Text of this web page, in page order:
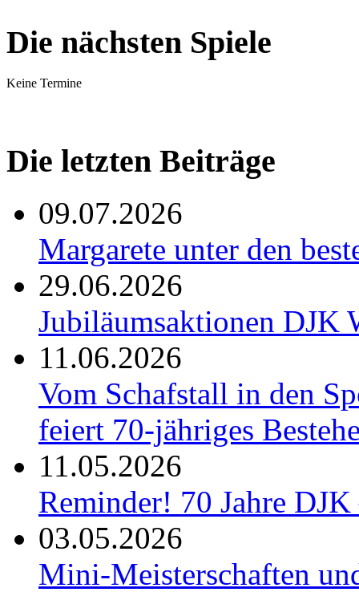
Die nächsten Spiele
Keine Termine
Die letzten Beiträge
09.07.2026
Margarete unter den
29.06.2026
Jubiläumsaktionen DJK
11.06.2026
Vom Schafstall in den
feiert 70-jähriges
11.05.2026
Reminder! 70 Jahre
03.05.2026
Mini-Meisterschaften